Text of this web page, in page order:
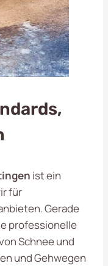
ist ein
für
Gerade
professionelle
Schnee und
und Gehwegen